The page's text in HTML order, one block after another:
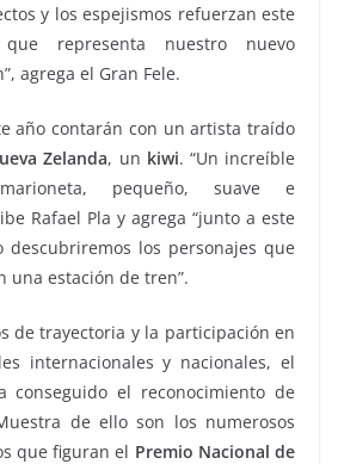
y los espejismos refuerzan este
representa nuestro nuevo
agrega el Gran Fele.
año contarán con un artista traído
Zelanda, un kiwi. “Un increíble
pequeño, suave e
Rafael Pla y agrega “junto a este
descubriremos los personajes que
una estación de tren”.
de trayectoria y la participación en
internacionales y nacionales, el
conseguido el reconocimiento de
de ello son los numerosos
que figuran el Premio Nacional de